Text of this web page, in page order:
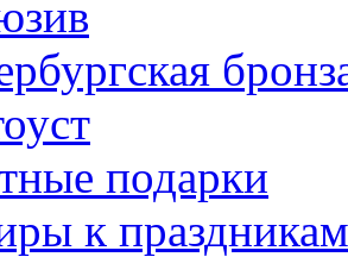
подарки
к праздникам